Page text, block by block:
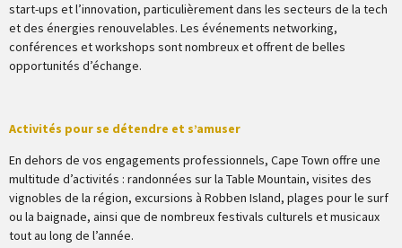
start-ups et l’innovation, particulièrement dans les secteurs de la tech
et des énergies renouvelables. Les événements networking,
conférences et workshops sont nombreux et offrent de belles
opportunités d’échange.
Activités pour se détendre et s’amuser
En dehors de vos engagements professionnels, Cape Town offre une
multitude d’activités : randonnées sur la Table Mountain, visites des
vignobles de la région, excursions à Robben Island, plages pour le surf
ou la baignade, ainsi que de nombreux festivals culturels et musicaux
tout au long de l’année.